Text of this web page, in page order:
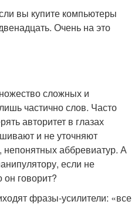
вы купите компьютеры
Очень на это
сложных и
частично слов. Часто
авторитет в глазах
и не уточняют
аббревиатур. А
если не
говорит?
фразы-усилители: «все